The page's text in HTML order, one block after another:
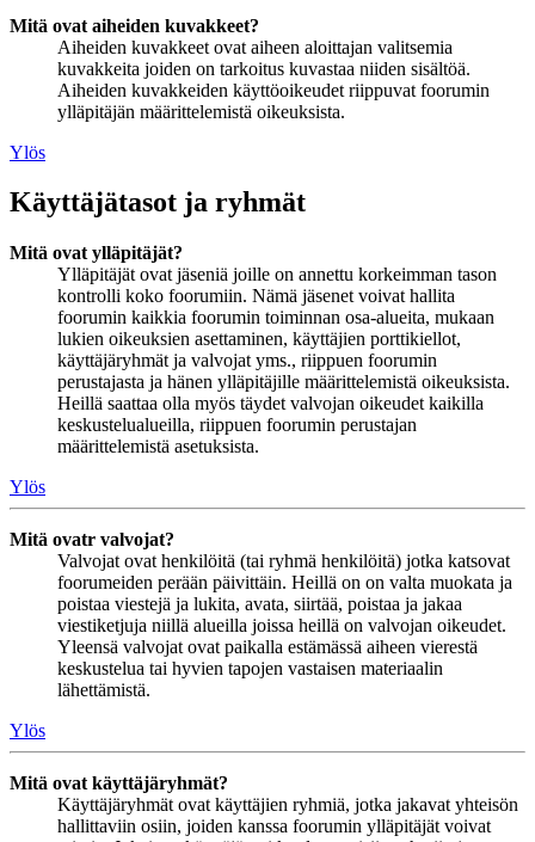
Mitä ovat aiheiden kuvakkeet?
Aiheiden kuvakkeet ovat aiheen aloittajan valitsemia
kuvakkeita joiden on tarkoitus kuvastaa niiden sisältöä.
Aiheiden kuvakkeiden käyttöoikeudet riippuvat foorumin
ylläpitäjän määrittelemistä oikeuksista.
Ylös
Käyttäjätasot ja ryhmät
Mitä ovat ylläpitäjät?
Ylläpitäjät ovat jäseniä joille on annettu korkeimman tason
kontrolli koko foorumiin. Nämä jäsenet voivat hallita
foorumin kaikkia foorumin toiminnan osa-alueita, mukaan
lukien oikeuksien asettaminen, käyttäjien porttikiellot,
käyttäjäryhmät ja valvojat yms., riippuen foorumin
perustajasta ja hänen ylläpitäjille määrittelemistä oikeuksista.
Heillä saattaa olla myös täydet valvojan oikeudet kaikilla
keskustelualueilla, riippuen foorumin perustajan
määrittelemistä asetuksista.
Ylös
Mitä ovatr valvojat?
Valvojat ovat henkilöitä (tai ryhmä henkilöitä) jotka katsovat
foorumeiden perään päivittäin. Heillä on on valta muokata ja
poistaa viestejä ja lukita, avata, siirtää, poistaa ja jakaa
viestiketjuja niillä alueilla joissa heillä on valvojan oikeudet.
Yleensä valvojat ovat paikalla estämässä aiheen vierestä
keskustelua tai hyvien tapojen vastaisen materiaalin
lähettämistä.
Ylös
Mitä ovat käyttäjäryhmät?
Käyttäjäryhmät ovat käyttäjien ryhmiä, jotka jakavat yhteisön
hallittaviin osiin, joiden kanssa foorumin ylläpitäjät voivat